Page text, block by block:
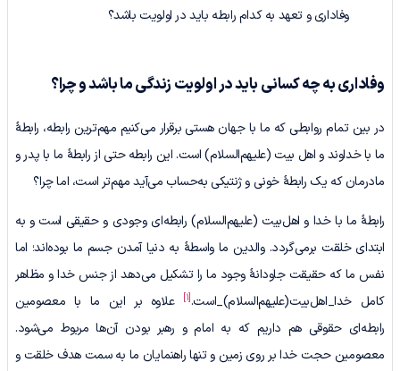
وفاداری و تعهد به کدام رابطه باید در اولویت باشد؟
وفاداری به چه کسانی باید در اولویتزندگی ما باشد و چرا؟
در بین تمام روابطی که ما با جهان هستی برقرار می‌کنیم مهم‌ترین رابطه، رابطۀ
ما با خداوند و اهل بیت (علیهم‌السلام) است. این رابطه حتی از رابطۀ ما با پدر و
مادرمان که یک رابطۀ خونی و ژنتیکی به‌حساب می‌آید مهم‌تر است، اما چرا؟
رابطۀ ما با خدا و اهل‌بیت (علیهم‌السلام) رابطه‌ای وجودی و حقیقی است و به
ابتدای خلقت برمی‌گردد. والدین ما واسطۀ به دنیا آمدن جسم ما بوده‌اند؛ اما
نفس ما که حقیقت جاودانۀ وجود ما را تشکیل می‌دهد از جنس خدا و مظاهر
کامل خدا_اهل‌بیت(علیهم‌السلام)_است.[1]
علاوه بر این ما با معصومین
رابطه‌ای حقوقی هم داریم که به امام و رهبر بودن آن‌ها مربوط می‌شود.
معصومین حجت خدا بر روی زمین و تنها راهنمایان ما به سمت هدف خلقت و